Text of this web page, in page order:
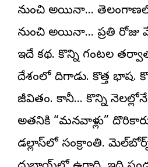
నుంచి అయినా…
నుంచి అయినా… ప్రతి రోజు
ఇదే కథ. కొన్ని గంటల
దేశంలో దిగాడు. కొత్త భాష.
జీవితం. కానీ… కొన్ని
అతనికి “మనవాళ్లు”
డల్లాస్‌లో సంక్రాంతి.